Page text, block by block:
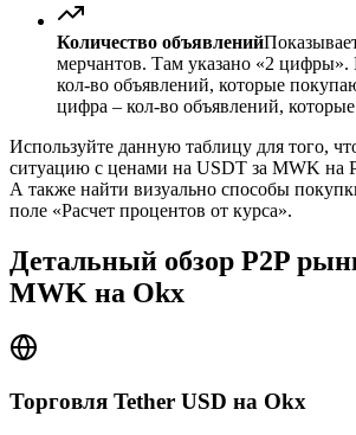
Количество объявлений
мерчантов. Там указано «2 цифры».
кол-во объявлений, которые
цифра – кол-во объявлений,
Используйте данную таблицу для того,
ситуацию с ценами на USDT за MWK на
А также найти визуально способы
поле «Расчет процентов от курса».
Детальный обзор P2P
MWK на Okx
Торговля Tether USD на Okx